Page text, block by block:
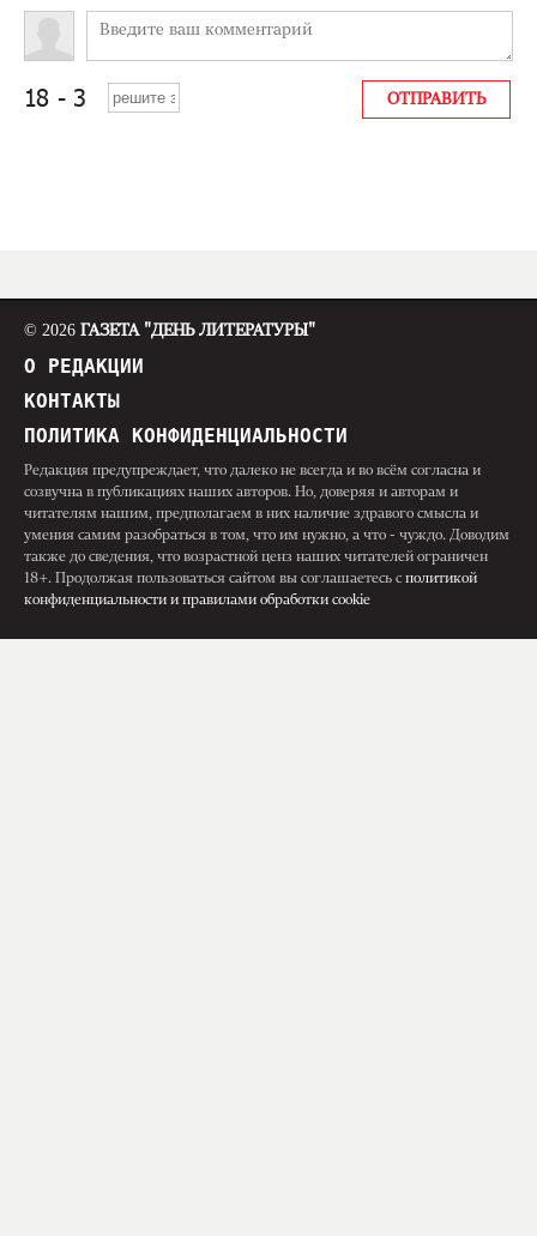
© 2026 ГАЗЕТА "ДЕНЬ ЛИТЕРАТУРЫ"
О РЕДАКЦИИ
КОНТАКТЫ
ПОЛИТИКА КОНФИДЕНЦИАЛЬНОСТИ
Редакция предупреждает, что далеко не всегда и во всём согласна и
созвучна в публикациях наших авторов. Но, доверяя и авторам и
читателям нашим, предполагаем в них наличие здравого смысла и
умения самим разобраться в том, что им нужно, а что - чуждо. Доводим
также до сведения, что возрастной ценз наших читателей ограничен
18+. Продолжая пользоваться сайтом вы соглашаетесь с политикой
конфиденциальности и правилами обработки cookie